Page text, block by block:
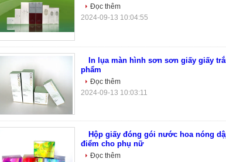
Đọc thêm
2024-09-13 10:04:55
In lụa màn hình sơn sơn giấy giấy
phẩm
Đọc thêm
2024-09-13 10:03:11
Hộp giấy đóng gói nước hoa nóng
điểm cho phụ nữ
Đọc thêm